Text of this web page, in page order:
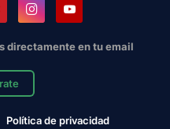
directamente en tu email
Política de privacidad